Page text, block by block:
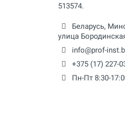
513574.
Беларусь,
улица
info@prof-
+375 (17) 227-
Пн-Пт 8:30-